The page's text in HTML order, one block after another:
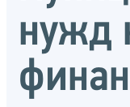
нужд